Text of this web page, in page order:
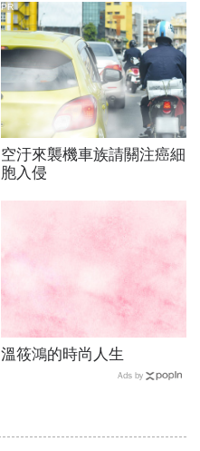
空汙來襲機車族請關注癌細
胞入侵
PR
溫筱鴻的時尚人生
Ads by